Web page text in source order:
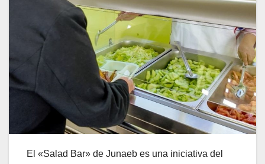
El «Salad Bar» de Junaeb es una iniciativa del